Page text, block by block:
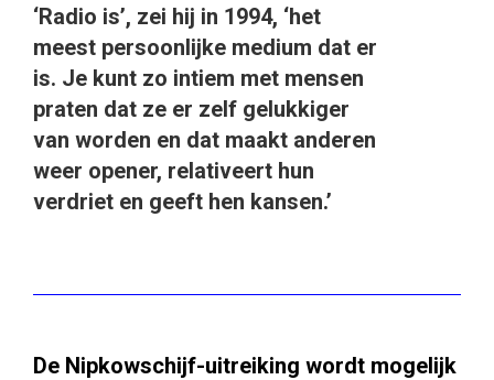
‘Radio is’, zei hij in 1994, ‘het
meest persoonlijke medium dat er
is. Je kunt zo intiem met mensen
praten dat ze er zelf gelukkiger
van worden en dat maakt anderen
weer opener, relativeert hun
verdriet en geeft hen kansen.’
De Nipkowschijf-uitreiking wordt mogelijk